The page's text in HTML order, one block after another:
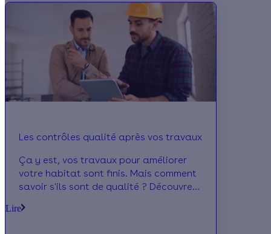
Les contrôles qualité après vos travaux
Ça y est, vos travaux pour améliorer
votre habitat sont finis. Mais comment
savoir s'ils sont de qualité ? Découvrez
travaux dans le secteur de la
Lire